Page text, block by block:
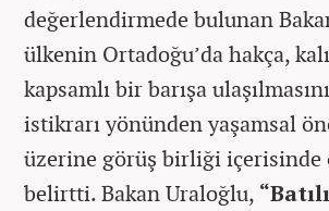
değerlendirmede bulunan
ülkenin Ortadoğu’da hakça,
kapsamlı bir barışa
istikrarı yönünden yaşamsal
üzerine görüş birliği içerisinde
belirtti. Bakan Uraloğlu,